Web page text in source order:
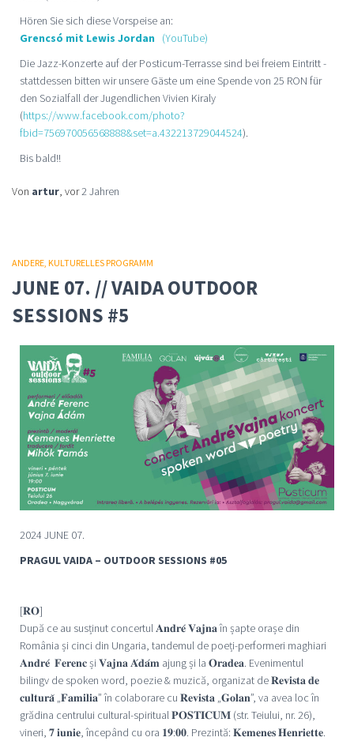
Hören Sie sich diese Vorspeise an:
Grencsó mit Lewis Jordan
(YouTube)
Die Jazz-Konzerte auf der Posticum-Terrasse sind bei freiem Eintritt -
stattdessen bitten wir unsere Gäste um eine Spende von 25 RON für
den Sozialfall der Jugendlichen Vivien Kiraly
(https://www.facebook.com/photo?
fbid=756970056568888&set=a.432213729044524).
Bis bald!!
Von artur, vor2 Jahren
ANDERE KULTURELLES PROGRAMM
JUNE 07. // VAIDA OUTDOOR
SESSIONS #5
2024 JUNE 07.
PRAGUL VAIDA – OUTDOOR SESSIONS #05
[𝐑𝐎]
După ce au susținut concertul 𝐀𝐧𝐝𝐫𝐞́ 𝐕𝐚𝐣𝐧𝐚 în șapte orașe din
România și cinci din Ungaria, tandemul de poeți-performeri maghiari
𝐀𝐧𝐝𝐫𝐞́ 𝐅𝐞𝐫𝐞𝐧𝐜 și 𝐕𝐚𝐣𝐧𝐚 𝐀́𝐝𝐚́𝐦 ajung și la 𝐎𝐫𝐚𝐝𝐞𝐚. Evenimentul
bilingv de spoken word, poezie & muzică, organizat de 𝐑𝐞𝐯𝐢𝐬𝐭𝐚 𝐝𝐞
𝐜𝐮𝐥𝐭𝐮𝐫𝐚̆ „𝐅𝐚𝐦𝐢𝐥𝐢𝐚” în colaborare cu 𝐑𝐞𝐯𝐢𝐬𝐭𝐚 „𝐆𝐨𝐥𝐚𝐧”, va avea loc în
grădina centrului cultural-spiritual 𝐏𝐎𝐒𝐓𝐈𝐂𝐔𝐌 (str. Teiului, nr. 26),
vineri, 𝟕 𝐢𝐮𝐧𝐢𝐞, începând cu ora 𝟏𝟗:𝟎𝟎. Prezintă: 𝐊𝐞𝐦𝐞𝐧𝐞𝐬 𝐇𝐞𝐧𝐫𝐢𝐞𝐭𝐭𝐞.